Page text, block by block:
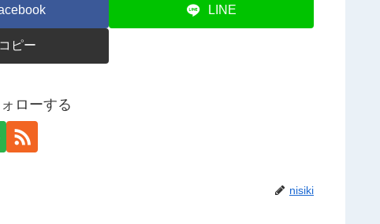
LINE
コピー
ローする
nisiki